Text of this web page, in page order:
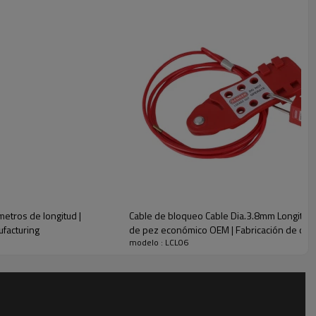
de seguridad integrados son ideales para múltiples
de válvulas de compuerta de lado a lado
de longitud |
Cable de bloqueo Cable Dia.3.8mm
de pez económico OEM | Fabricación de
modelo : LCL06